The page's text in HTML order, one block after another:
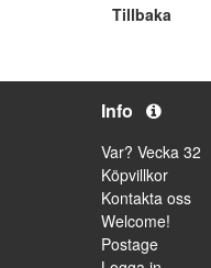
Tillbaka
Info
Var? Vecka 32
Köpvillkor
Kontakta oss
Welcome!
Postage